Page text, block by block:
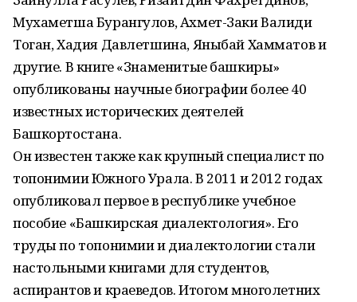
Мухаметша Бурангулов, Ахмет-Заки Валиди
Тоган, Хадия Давлетшина, Яныбай Хамматов и
другие. В книге «Знаменитые башкиры»
опубликованы научные биографии более 40
известных исторических деятелей
Башкортостана.
Он известен также как крупный специалист по
топонимии Южного Урала. В 2011 и 2012 годах
опубликовал первое в республике учебное
пособие «Башкирская диалектология». Его
труды по топонимии и диалектологии стали
настольными книгами для студентов,
аспирантов и краеведов. Итогом многолетних